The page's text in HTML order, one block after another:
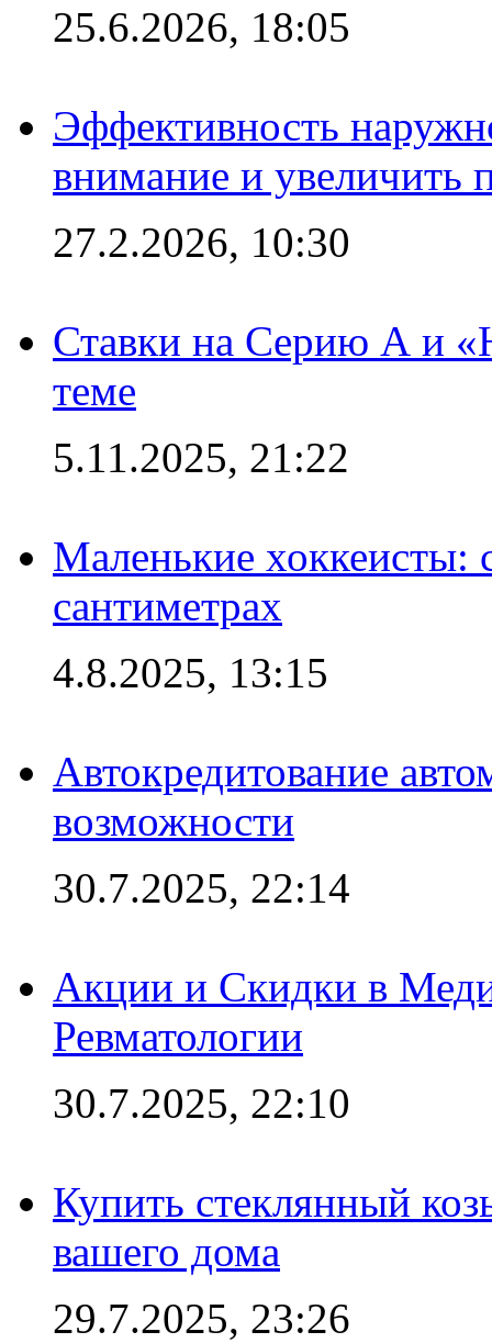
25.6.2026, 18:05
Эффективность
внимание и увеличить
27.2.2026, 10:30
Ставки на Серию А и
теме
5.11.2025, 21:22
Маленькие хоккеисты:
сантиметрах
4.8.2025, 13:15
Автокредитование
возможности
30.7.2025, 22:14
Акции и Скидки в
Ревматологии
30.7.2025, 22:10
Купить стеклянный
вашего дома
29.7.2025, 23:26